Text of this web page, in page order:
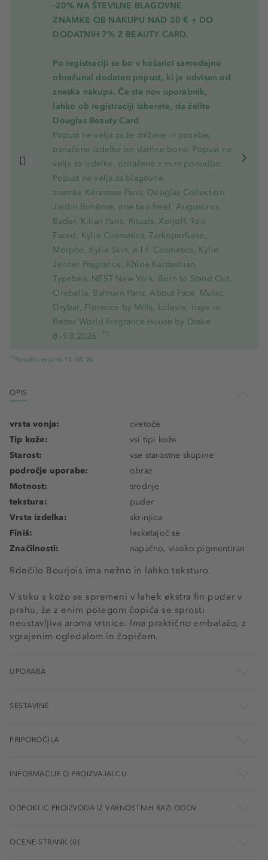
-20% NA ŠTEVILNE BLAGOVNE
ZNAMKE OB NAKUPU NAD 30 € + DO
DODATNIH 7% Z BEAUTY CARD.
Po registraciji se bo v košarici samodejno
obračunal dodaten popust, ki je odvisen od
zneska nakupa. Če ste nov uporabnik,
lahko ob registraciji izberete, da želite
Douglas Beauty Card.
Popust ne velja za že znižane in posebej
označene izdelke ter darilne bone. Popust ne
velja za izdelke, označene z mint ponudbo.
Popust ne velja za blagovne
znamke Kérastase Paris, Douglas Collection,
Jardin Bohème, one.two.free!, Augustinus
Bader, Kilian Paris, Rituals, Xerjoff, Too
Faced, Kylie Cosmetics, Zarkoperfume,
Morphe, Kylie Skin, e.l.f. Cosmetics, Kylie
Jenner Fragrance, Khloe Kardashian,
Typebea, NEST New York, Born to Stand Out,
Orebella, Balmain Paris, About Face, Mulac,
Drybar, Florence by Mills, Lolavie, Iraye in
Better World Fragrance House by Drake.
8.-9.8.2026. *1
*1 Ponudba velja do 10. 08. 26.
OPIS
Rdečilo Bourjois ima nežno in lahko teksturo.
V stiku s kožo se spremeni v lahek ekstra fin puder v
prahu, že z enim potegom čopiča se sprosti
neustavljiva aroma vrtnice. Ima praktično embalažo, z
vgrajenim ogledalom in čopičem.
vrsta vonja:
cvetoče
Tip kože:
vsi tipi kože
Starost:
vse starostne skupine
področje uporabe:
obraz
Motnost:
srednje
tekstura:
puder
Vrsta izdelka:
skrinjica
Finiš:
lesketajoč se
Značilnosti:
napačno, visoko pigmentiran
UPORABA
SESTAVINE
PRIPOROČILA
INFORMACIJE O PROIZVAJALCU
ODPOKLIC PROIZVODA IZ VARNOSTNIH RAZLOGOV
OCENE STRANK (0)